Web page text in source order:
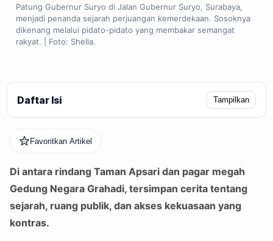
Patung Gubernur Suryo di Jalan Gubernur Suryo, Surabaya,
menjadi penanda sejarah perjuangan kemerdekaan. Sosoknya
dikenang melalui pidato-pidato yang membakar semangat
rakyat. | Foto: Shella.
Daftar Isi Tampilkan
Favoritkan Artikel
Di antara rindang Taman Apsari dan pagar megah
Gedung Negara Grahadi, tersimpan cerita tentang
sejarah, ruang publik, dan akses kekuasaan yang
kontras.